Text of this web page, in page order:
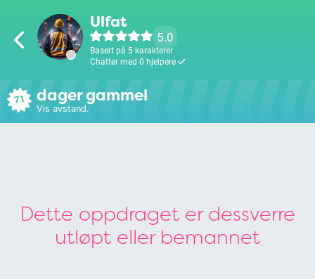
Ulfat
5.0
Basert på 5 karakterer
Chatter med 0 hjelpere
71 dager gammel
Vis avstand.
Dette oppdraget er dessverre
utløpt eller bemannet